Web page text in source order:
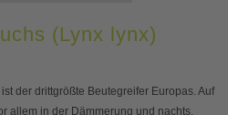
(Lynx lynx)
der drittgrößte Beutegreifer Europas. Auf
allem in der Dämmerung und nachts.